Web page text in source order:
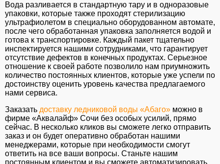
Вода разливается в стандартную тару и в одноразовые
упаковки, которые также проходят стерилизацию
ультрафиолетом в специально оборудованном автомате,
после чего обработанная упаковка заполняется водой и
готова к транспортировке. Каждый пакет тщательно
инспектируется нашими сотрудниками, что гарантирует
отсутствие дефектов в конечных продуктах. Серьезное
отношение к своей работе позволило нам приумножить
количество постоянных клиентов, которые уже успели по
достоинству оценить уровень качества предлагаемого
нами сервиса.
Заказать доставку ледниковой воды «Абаго» можно в
фирме «Аквалайф» Сочи без особых усилий, прямо
сейчас. В несколько кликов вы сможете легко отправить
заказ и он будет оперативно обработан нашими
менеджерами, которые при необходимости смогут
ответить на все ваши вопросы. Станьте нашим